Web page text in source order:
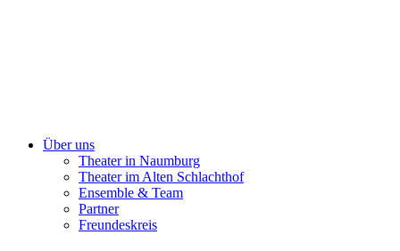
Über uns
Theater in Naumburg
Theater im Alten Schlachthof
Ensemble & Team
Partner
Freundeskreis